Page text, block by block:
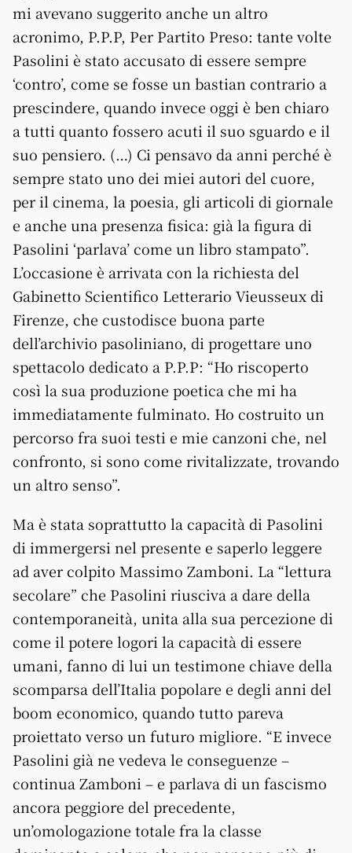
mi avevano suggerito anche un altro
acronimo, P.P.P, Per Partito Preso: tante volte
Pasolini è stato accusato di essere sempre
‘contro’, come se fosse un bastian contrario a
prescindere, quando invece oggi è ben chiaro
a tutti quanto fossero acuti il suo sguardo e il
suo pensiero. (…) Ci pensavo da anni perché è
sempre stato uno dei miei autori del cuore,
per il cinema, la poesia, gli articoli di giornale
e anche una presenza fisica: già la figura di
Pasolini ‘parlava’ come un libro stampato”.
L’occasione è arrivata con la richiesta del
Gabinetto Scientifico Letterario Vieusseux di
Firenze, che custodisce buona parte
dell’archivio pasoliniano, di progettare uno
spettacolo dedicato a P.P.P: “Ho riscoperto
così la sua produzione poetica che mi ha
immediatamente fulminato. Ho costruito un
percorso fra suoi testi e mie canzoni che, nel
confronto, si sono come rivitalizzate, trovando
un altro senso”.
Ma è stata soprattutto la capacità di Pasolini
di immergersi nel presente e saperlo leggere
ad aver colpito Massimo Zamboni. La “lettura
secolare” che Pasolini riusciva a dare della
contemporaneità, unita alla sua percezione di
come il potere logori la capacità di essere
umani, fanno di lui un testimone chiave della
scomparsa dell’Italia popolare e degli anni del
boom economico, quando tutto pareva
proiettato verso un futuro migliore. “E invece
Pasolini già ne vedeva le conseguenze –
continua Zamboni – e parlava di un fascismo
ancora peggiore del precedente,
un’omologazione totale fra la classe